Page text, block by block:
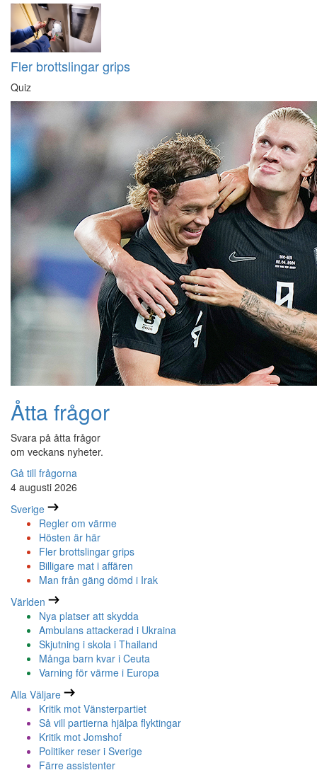
Fler brottslingar grips
Quiz
Åtta frågor
Svara på åtta frågor
om veckans nyheter.
Gå till frågorna
4 augusti 2026
Sverige
Regler om värme
Hösten är här
Fler brottslingar grips
Billigare mat i affären
Man från gäng dömd i Irak
Världen
Nya platser att skydda
Ambulans attackerad i Ukraina
Skjutning i skola i Thailand
Många barn kvar i Ceuta
Varning för värme i Europa
Alla Väljare
Kritik mot Vänsterpartiet
Så vill partierna hjälpa flyktingar
Kritik mot Jomshof
Politiker reser i Sverige
Färre assistenter